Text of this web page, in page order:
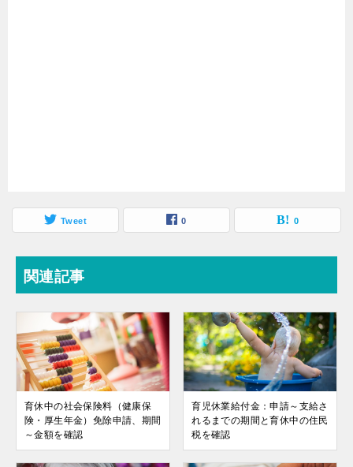
Tweet 0 0
関連記事
育休中の社会保険料（健康保
険・厚生年金）免除申請、期間
～金額を確認
育児休業給付金：申請～支給さ
れるまでの期間と育休中の住民
税を確認